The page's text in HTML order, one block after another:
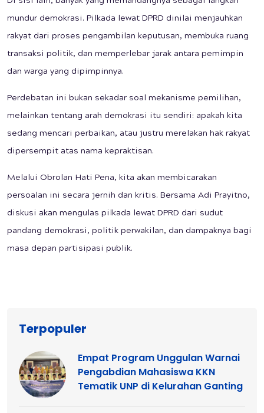
mundur demokrasi. Pilkada lewat DPRD dinilai menjauhkan
rakyat dari proses pengambilan keputusan, membuka ruang
transaksi politik, dan memperlebar jarak antara pemimpin
dan warga yang dipimpinnya.
Perdebatan ini bukan sekadar soal mekanisme pemilihan,
melainkan tentang arah demokrasi itu sendiri: apakah kita
sedang mencari perbaikan, atau justru merelakan hak rakyat
dipersempit atas nama kepraktisan.
Melalui Obrolan Hati Pena, kita akan membicarakan
persoalan ini secara jernih dan kritis. Bersama Adi Prayitno,
diskusi akan mengulas pilkada lewat DPRD dari sudut
pandang demokrasi, politik perwakilan, dan dampaknya bagi
masa depan partisipasi publik.
Terpopuler
Empat Program Unggulan Warnai
Pengabdian Mahasiswa KKN
Tematik UNP di Kelurahan Ganting